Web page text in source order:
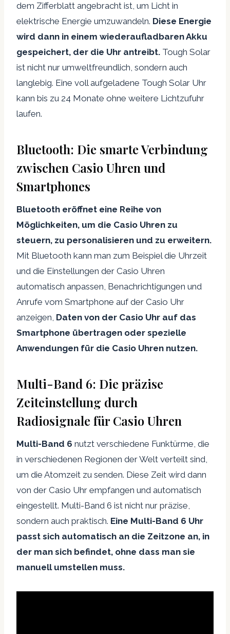
dem Zifferblatt angebracht ist, um Licht in
elektrische Energie umzuwandeln. Diese Energie
wird dann in einem wiederaufladbaren Akku
gespeichert, der die Uhr antreibt. Tough Solar
ist nicht nur umweltfreundlich, sondern auch
langlebig. Eine voll aufgeladene Tough Solar Uhr
kann bis zu 24 Monate ohne weitere Lichtzufuhr
laufen.
Bluetooth: Die smarte Verbindung
zwischen Casio Uhren und
Smartphones
Bluetooth eröffnet eine Reihe von
Möglichkeiten, um die Casio Uhren zu
steuern, zu personalisieren und zu erweitern.
Mit Bluetooth kann man zum Beispiel die Uhrzeit
und die Einstellungen der Casio Uhren
automatisch anpassen, Benachrichtigungen und
Anrufe vom Smartphone auf der Casio Uhr
anzeigen, Daten von der Casio Uhr auf das
Smartphone übertragen oder spezielle
Anwendungen für die Casio Uhren nutzen.
Multi-Band 6: Die präzise
Zeiteinstellung durch
Radiosignale für Casio Uhren
Multi-Band 6 nutzt verschiedene Funktürme, die
in verschiedenen Regionen der Welt verteilt sind,
um die Atomzeit zu senden. Diese Zeit wird dann
von der Casio Uhr empfangen und automatisch
eingestellt. Multi-Band 6 ist nicht nur präzise,
sondern auch praktisch. Eine Multi-Band 6 Uhr
passt sich automatisch an die Zeitzone an, in
der man sich befindet, ohne dass man sie
manuell umstellen muss.